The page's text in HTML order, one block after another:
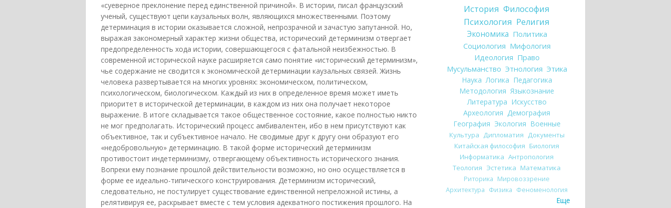
«суеверное преклонение перед единственной причиной». В истории, писал французский
ученый, существуют цепи каузальных волн, являющихся множественными. Поэтому
детерминация в истории оказывается сложной, непрозрачной и зачастую запутанной. Но,
выражая закономерный характер жизни общества, исторический детерминизм отвергает
предопределенность хода истории, совершающегося с фатальной неизбежностью. В
современной исторической науке расширяется само понятие «исторический детерминизм»,
чье содержание не сводится к экономической детерминации каузальных связей. Жизнь
человека развертывается на многих уровнях: экономическом, политическом,
психологическом, биологическом. Каждый из них в определенное время может иметь
приоритет в исторической детерминации, в каждом из них она получает некоторое
выражение. В итоге складывается такое общественное состояние, какое полностью никто
не мог предполагать. Исторический процесс амбивалентен, ибо в нем присутствуют как
объективное, так и субъективное начало. Не сводимые друг к другу они образуют его
«недобровольную» детерминацию. В такой форме исторический детерминизм
противостоит индетерминизму, отвергающему объективность исторического знания.
Вопреки ему познание прошлой действительности возможно, но оно осуществляется в
форме ее идеально-типического конструирования. Детерминизм исторический,
следовательно, не постулирует существование единственной непреложной истины, а
релятивируя ее, раскрывает вместе с тем условия адекватного постижения прошлого. На
История Философия
Психология Религия
Экономика Политика
Социология Мифология
Идеология Право
Мусульманство Этнология Этика
Наука Логика Педагогика
Методология Языкознание
Литература Искусство
Археология Демография
География Экология Военные
Культура Дипломатия Документы
Китайская философия Биология
Информатика Антропология
Теология Эстетика Математика
Риторика Мировоззрение
Архитектура Физика Феноменология
Еще